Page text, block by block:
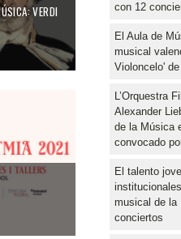
VERDI
con 12
El Aula de
musical
Violoncelo'
L’Orquestra
Alexander
de la Música
convocado
El talento
musical de la
conciertos